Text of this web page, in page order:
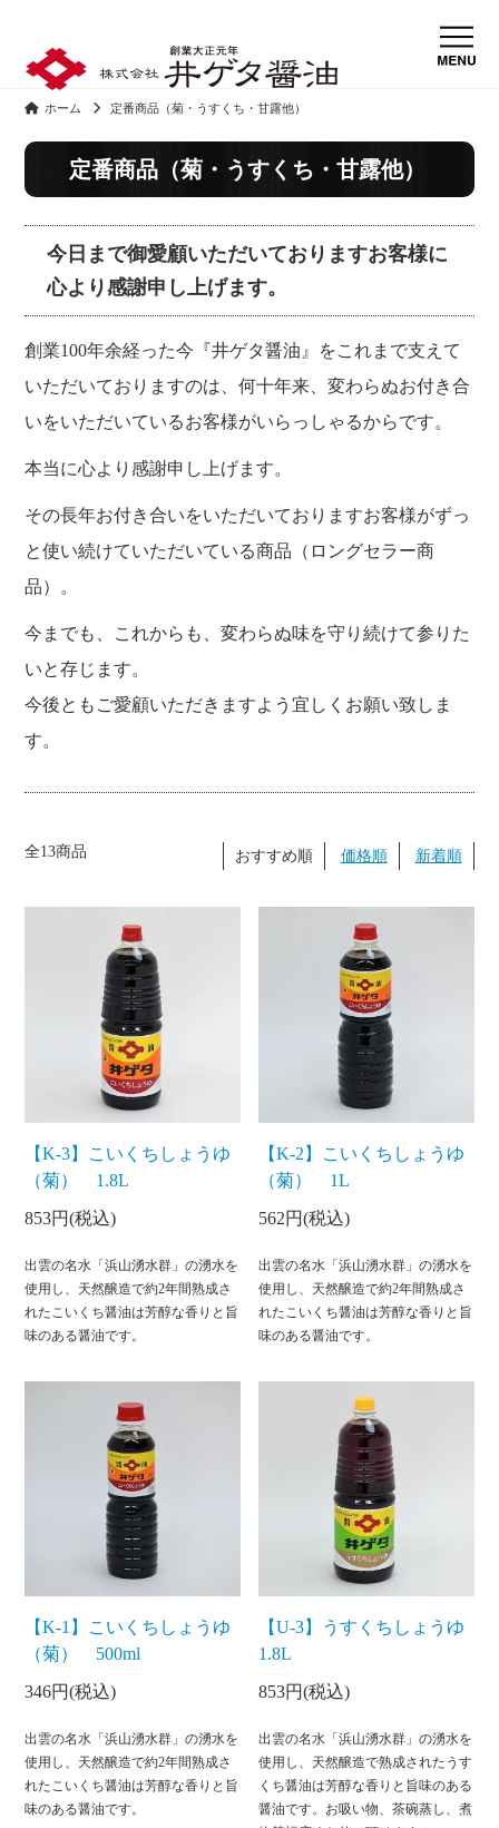
ホーム 定番商品（菊・うすくち・甘露他）
定番商品（菊・うすくち・甘露他）
今日まで御愛顧いただいておりますお客様に
心より感謝申し上げます。
創業100年余経った今『井ゲタ醤油』をこれまで支えて
いただいておりますのは、何十年来、変わらぬお付き合
いをいただいているお客様がいらっしゃるからです。
本当に心より感謝申し上げます。
その長年お付き合いをいただいておりますお客様がずっ
と使い続けていただいている商品（ロングセラー商
品）。
今までも、これからも、変わらぬ味を守り続けて参りた
いと存じます。
今後ともご愛顧いただきますよう宜しくお願い致しま
す。
全13商品 おすすめ順 価格順 新着順
【K-3】こいくちしょうゆ
（菊） 1.8L
853円(税込)
出雲の名水「浜山湧水群」の湧水を
使用し、天然醸造で約2年間熟成さ
れたこいくち醤油は芳醇な香りと旨
味のある醤油です。
【K-2】こいくちしょうゆ
（菊） 1L
562円(税込)
出雲の名水「浜山湧水群」の湧水を
使用し、天然醸造で約2年間熟成さ
れたこいくち醤油は芳醇な香りと旨
味のある醤油です。
【K-1】こいくちしょうゆ
（菊） 500ml
346円(税込)
出雲の名水「浜山湧水群」の湧水を
使用し、天然醸造で約2年間熟成さ
れたこいくち醤油は芳醇な香りと旨
味のある醤油です。
【U-3】うすくちしょうゆ
1.8L
853円(税込)
出雲の名水「浜山湧水群」の湧水を
使用し、天然醸造で熟成されたうす
くち醤油は芳醇な香りと旨味のある
醤油です。お吸い物、茶碗蒸し、煮